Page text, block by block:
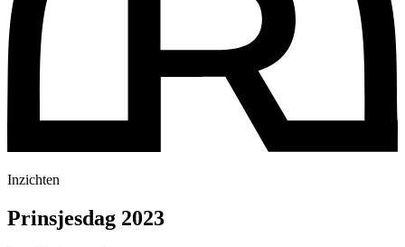
Inzichten
Prinsjesdag 2023